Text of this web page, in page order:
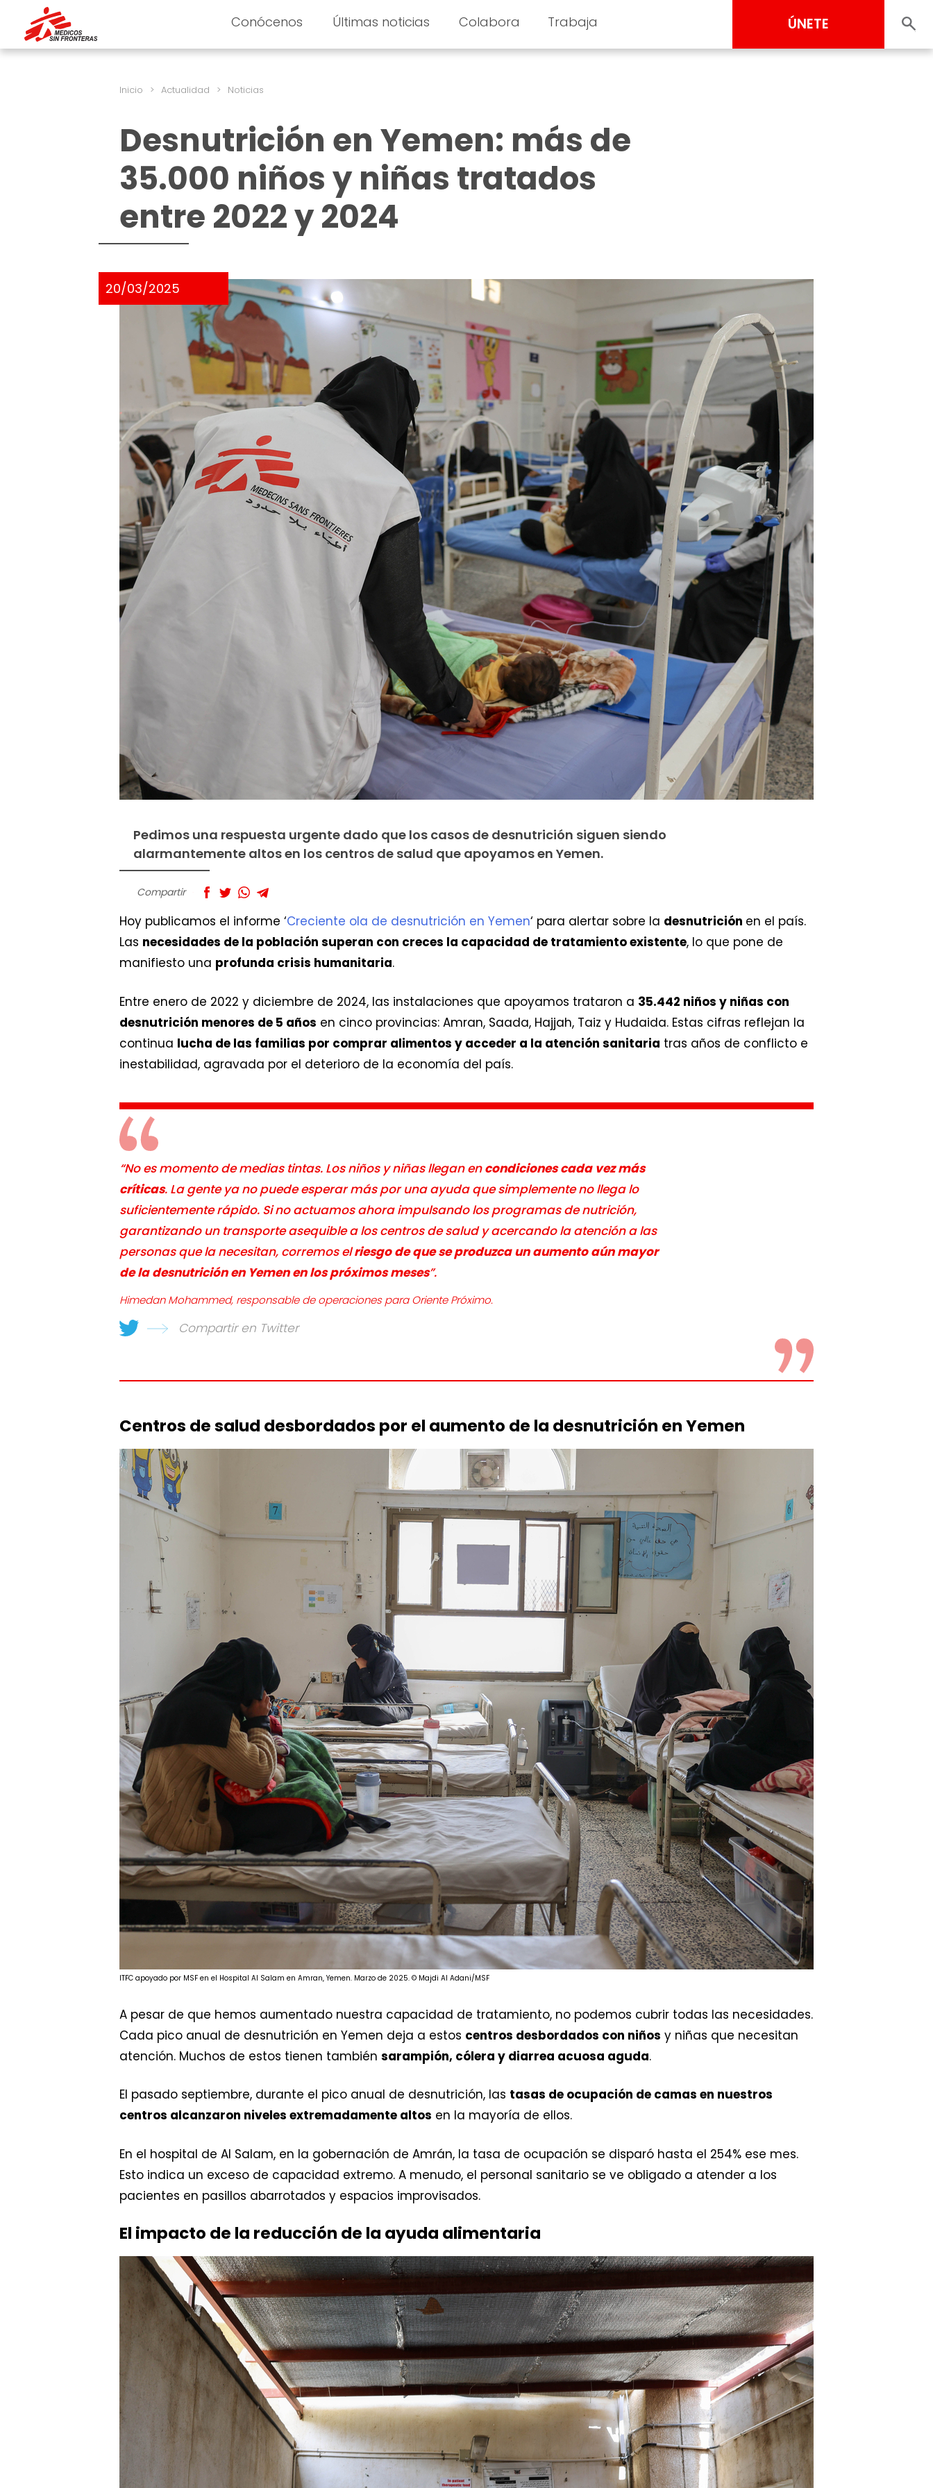
Conócenos Últimas noticias Colabora Trabaja ÚNETE
Inicio > Actualidad > Noticias
Desnutrición en Yemen: más de
35.000 niños y niñas tratados
entre 2022 y 2024
20/03/2025
Pedimos una respuesta urgente dado que los casos de desnutrición siguen siendo
alarmantemente altos en los centros de salud que apoyamos en Yemen.
Compartir
Hoy publicamos el informe ‘Creciente ola de desnutrición en Yemen‘ para alertar sobre la desnutrición en el país.
Las necesidades de la población superan con creces la capacidad de tratamiento existente, lo que pone de
manifiesto una profunda crisis humanitaria.
Entre enero de 2022 y diciembre de 2024, las instalaciones que apoyamos trataron a 35.442 niños y niñas con
desnutrición menores de 5 años en cinco provincias: Amran, Saada, Hajjah, Taiz y Hudaida. Estas cifras reflejan la
continua lucha de las familias por comprar alimentos y acceder a la atención sanitaria tras años de conflicto e
inestabilidad, agravada por el deterioro de la economía del país.
“No es momento de medias tintas. Los niños y niñas llegan encondiciones cada vez más
críticas. La gente ya no puede esperar más por una ayuda que simplemente no llega lo
suficientemente rápido. Si no actuamos ahora impulsando los programas de nutrición,
garantizando un transporte asequible a los centros de salud y acercando la atención a las
personas que la necesitan, corremos elriesgo de que se produzca un aumento aún mayor
de la desnutrición en Yemen en los próximos meses”.
Himedan Mohammed, responsable de operaciones para Oriente Próximo.
Compartir en Twitter
Centros de salud desbordados por el aumento de la desnutrición en Yemen
ITFC apoyado por MSF en el Hospital Al Salam en Amran, Yemen. Marzo de 2025. © Majdi Al Adani/MSF
A pesar de que hemos aumentado nuestra capacidad de tratamiento, no podemos cubrir todas las necesidades.
Cada pico anual de desnutrición en Yemen deja a estos centros desbordados con niños y niñas que necesitan
atención. Muchos de estos tienen también sarampión, cólera y diarrea acuosa aguda.
El pasado septiembre, durante el pico anual de desnutrición, las tasas de ocupación de camas en nuestros
centros alcanzaron niveles extremadamente altos en la mayoría de ellos.
En el hospital de Al Salam, en la gobernación de Amrán, la tasa de ocupación se disparó hasta el 254% ese mes.
Esto indica un exceso de capacidad extremo. A menudo, el personal sanitario se ve obligado a atender a los
pacientes en pasillos abarrotados y espacios improvisados.
El impacto de la reducción de la ayuda alimentaria